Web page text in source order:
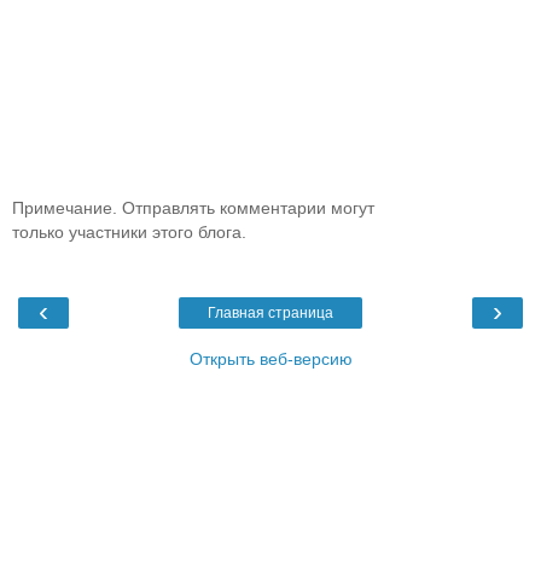
Примечание. Отправлять комментарии могут
только участники этого блога.
‹ ›
Главная страница
Открыть веб-версию